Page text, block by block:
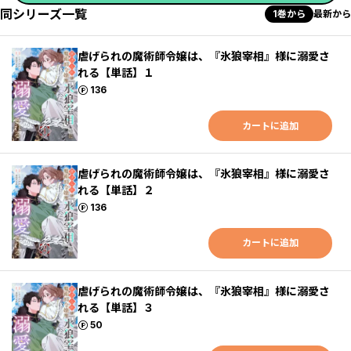
同シリーズ一覧 1巻から 最新から
虐げられの魔術師令嬢は、『氷狼宰相』様に溺愛さ
れる【単話】１
136
ポイント
カートに追加
虐げられの魔術師令嬢は、『氷狼宰相』様に溺愛さ
れる【単話】２
136
ポイント
カートに追加
虐げられの魔術師令嬢は、『氷狼宰相』様に溺愛さ
れる【単話】３
50
ポイント